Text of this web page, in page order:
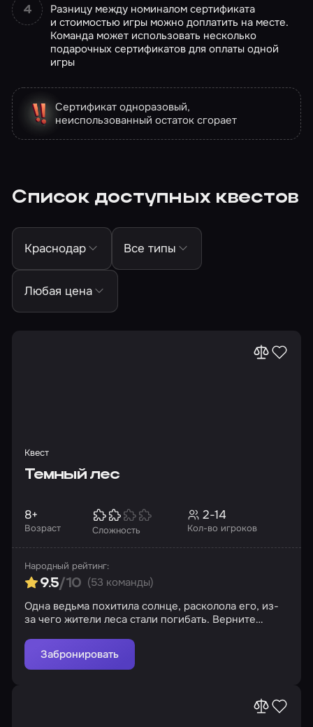
Разницу между номиналом сертификата
и стоимостью игры можно доплатить на месте.
Команда может использовать несколько
подарочных сертификатов для оплаты одной
игры
Сертификат одноразовый,
неиспользованный остаток сгорает
Список доступных квестов
Краснодар Все типы
Любая цена
Квест
Темный лес
Возраст
8+
Сложность Кол-во игроков
2-14
Народный рейтинг:
9.5/10 (53 команды)
Одна ведьма похитила солнце, расколола его, из-
за чего жители леса стали погибать. Верните
Забронировать